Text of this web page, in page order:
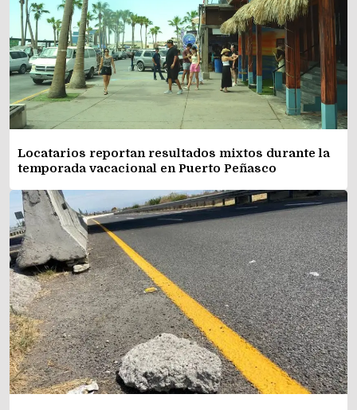
Locatarios reportan resultados mixtos durante la
temporada vacacional en Puerto Peñasco